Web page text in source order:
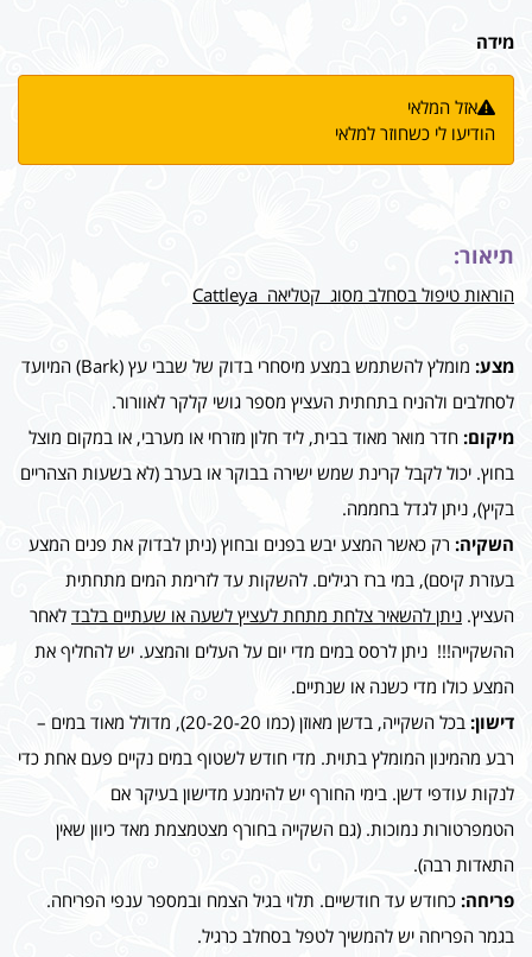
מידה
אזל המלאי
הודיעו לי כשחוזר למלאי
תיאור:
הוראות טיפול בסחלב מסוג קטליאה Cattleya
מצע:
מומלץ להשתמש במצע מיסחרי בדוק של שבבי עץ (Bark) המיועד
לסחלבים ולהניח בתחתית העציץ מספר גושי קלקר לאוורור.
מיקום: חדר מואר מאוד בבית, ליד חלון מזרחי או מערבי, או במקום מוצל
בחוץ. יכול לקבל קרינת שמש ישירה בבוקר או בערב (לא בשעות הצהריים
בקיץ), ניתן לגדל בחממה.
השקיה: רק כאשר המצע יבש בפנים ובחוץ (ניתן לבדוק את פנים המצע
בעזרת קיסם), במי ברז רגילים. להשקות עד לזרימת המים מתחתית
העציץ. ניתן להשאיר צלחת מתחת לעציץ לשעה או שעתיים בלבד לאחר
ההשקייה!!! ניתן לרסס במים מדי יום על העלים והמצע. יש להחליף את
המצע כולו מדי כשנה או שנתיים.
דישון:
בכל השקייה, בדשן מאוזן (כמו 20-20-20), מדולל מאוד במים –
רבע מהמינון המומלץ בתוית. מדי חודש לשטוף במים נקיים פעם אחת כדי
לנקות עודפי דשן. בימי החורף יש להימנע מדישון בעיקר אם
הטמפרטורות נמוכות. (גם השקייה בחורף מצטמצמת מאד כיוון שאין
התאדות רבה).
פריחה: כחודש עד חודשיים. תלוי בגיל הצמח ובמספר ענפי הפריחה.
בגמר הפריחה יש להמשיך לטפל בסחלב כרגיל.